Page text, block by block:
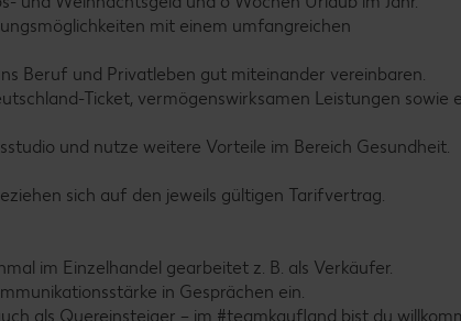
mit einem umfangreichen
Beruf und Privatleben gut miteinander vereinbaren.
Ticket, vermögenswirksamen Leistungen sowie
und nutze weitere Vorteile im Bereich Gesundheit.
sich auf den jeweils gültigen Tarifvertrag.
im Einzelhandel gearbeitet z. B. als Verkäufer.
in Gesprächen ein.
als Quereinsteiger – im #teamkaufland bist du